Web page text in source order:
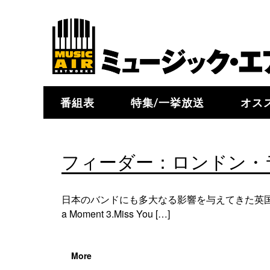
番組表 特集/一挙放送 オス
フィーダー：ロンドン
日本のバンドにも多大なる影響を与えてきた
a Moment 3.Miss You […]
More